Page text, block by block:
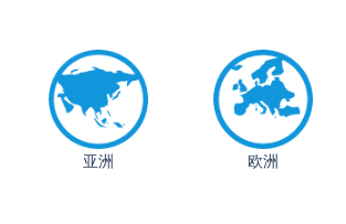
亚洲 欧洲